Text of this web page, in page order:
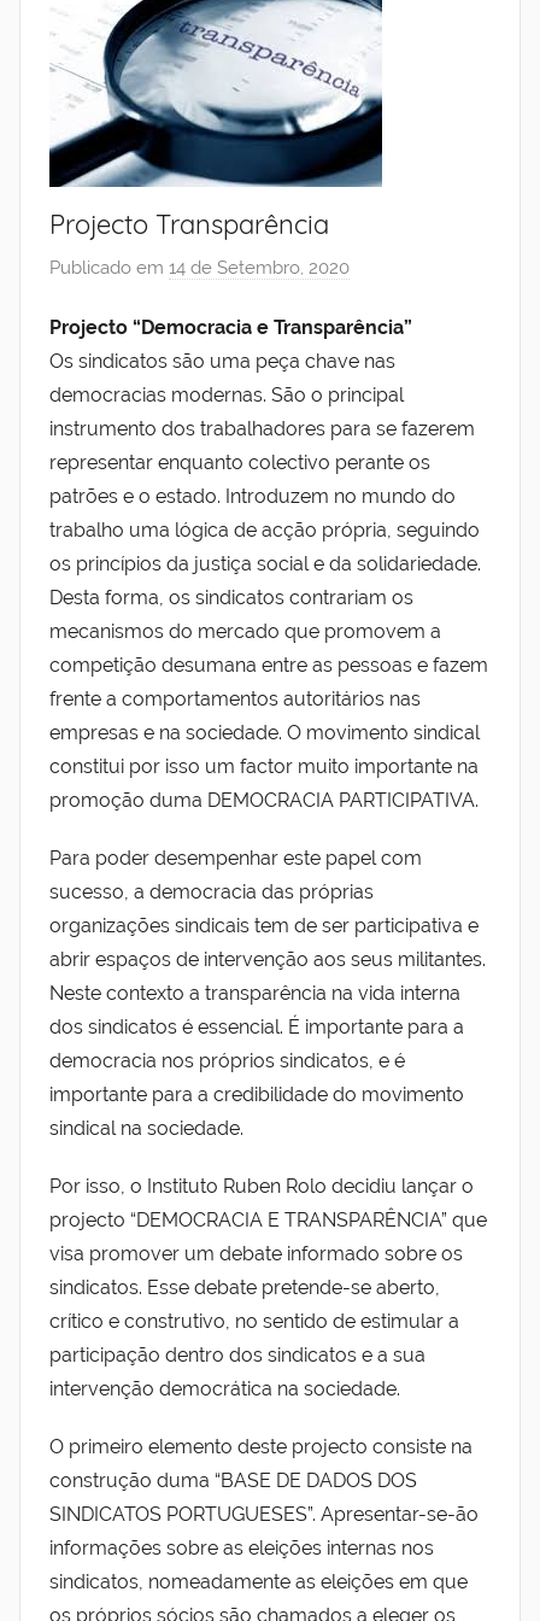
Projecto Transparência
Publicado em 14 de Setembro, 2020
r
I
n
s
t
i
R
u
b
e
n
R
l
o
Projecto “Democracia e Transparência”
Os sindicatos são uma peça chave nas
democracias modernas. São o principal
instrumento dos trabalhadores para se fazerem
representar enquanto colectivo perante os
patrões e o estado. Introduzem no mundo do
trabalho uma lógica de acção própria, seguindo
os princípios da justiça social e da solidariedade.
Desta forma, os sindicatos contrariam os
mecanismos do mercado que promovem a
competição desumana entre as pessoas e fazem
frente a comportamentos autoritários nas
empresas e na sociedade. O movimento sindical
constitui por isso um factor muito importante na
promoção duma DEMOCRACIA PARTICIPATIVA.
Para poder desempenhar este papel com
sucesso, a democracia das próprias
organizações sindicais tem de ser participativa e
abrir espaços de intervenção aos seus militantes.
Neste contexto a transparência na vida interna
dos sindicatos é essencial. É importante para a
democracia nos próprios sindicatos, e é
importante para a credibilidade do movimento
sindical na sociedade.
Por isso, o Instituto Ruben Rolo decidiu lançar o
projecto “DEMOCRACIA E TRANSPARÊNCIA” que
visa promover um debate informado sobre os
sindicatos. Esse debate pretende-se aberto,
crítico e construtivo, no sentido de estimular a
participação dentro dos sindicatos e a sua
intervenção democrática na sociedade.
O primeiro elemento deste projecto consiste na
construção duma “BASE DE DADOS DOS
SINDICATOS PORTUGUESES”. Apresentar-se-ão
informações sobre as eleições internas nos
sindicatos, nomeadamente as eleições em que
os próprios sócios são chamados a eleger os